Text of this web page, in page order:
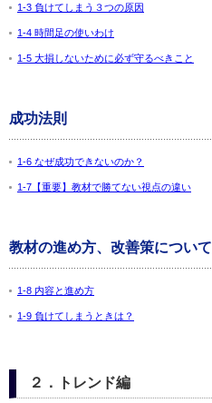
1-3 負けてしまう３つの原因
1-4 時間足の使いわけ
1-5 大損しないために必ず守るべきこと
成功法則
1-6 なぜ成功できないのか？
1-7【重要】教材で勝てない視点の違い
教材の進め方、改善策について
1-8 内容と進め方
1-9 負けてしまうときは？
２．トレンド編